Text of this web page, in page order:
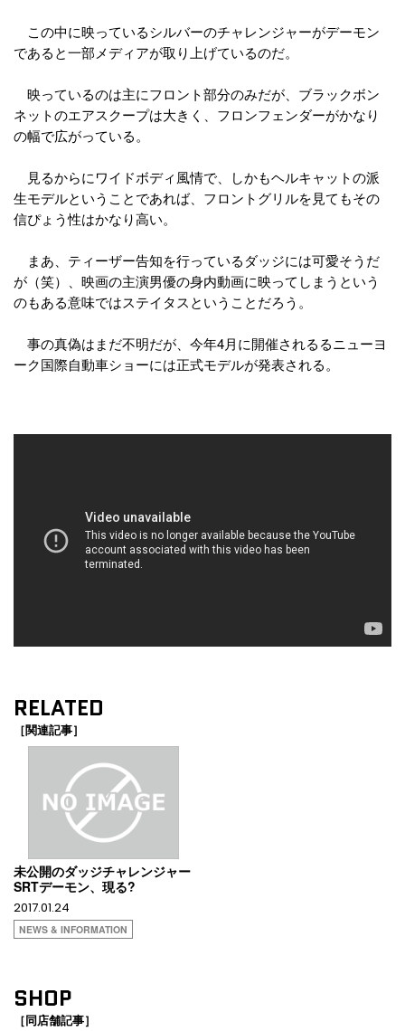
この中に映っているシルバーのチャレンジャーがデーモン
であると一部メディアが取り上げているのだ。
映っているのは主にフロント部分のみだが、ブラックボン
ネットのエアスクープは大きく、フロンフェンダーがかなり
の幅で広がっている。
見るからにワイドボディ風情で、しかもヘルキャットの派
生モデルということであれば、フロントグリルを見てもその
信ぴょう性はかなり高い。
まあ、ティーザー告知を行っているダッジには可愛そうだ
が（笑）、映画の主演男優の身内動画に映ってしまうという
のもある意味ではステイタスということだろう。
事の真偽はまだ不明だが、今年4月に開催されるるニューヨ
ーク国際自動車ショーには正式モデルが発表される。
RELATED
［関連記事］
未公開のダッジチャレンジャー
SRTデーモン、現る?
2017.01.24
NEWS & INFORMATION
SHOP
［同店舗記事］